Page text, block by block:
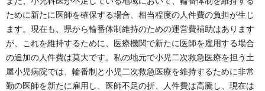
ために新たに医師を確保する場合、相当程度の人件費の負担が生じ
ます。現在も、県から輪番体制維持のための運営費補助はあります
が、これを維持するために、医療機関で新たに医師を雇用する場合
の追加の人件費は莫大です。私の地元で小児二次救急医療を担う土
屋小児病院では、輪番制と小児二次救急医療を維持するために非常
勤の医師を新たに雇用し、医師不足の折、人件費は高騰し、現在は